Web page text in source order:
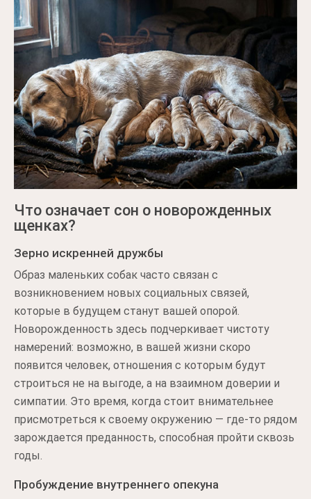
Что означает сон о новорожденных
щенках?
Зерно искренней дружбы
Образ маленьких собак часто связан с
возникновением новых социальных связей,
которые в будущем станут вашей опорой.
Новорожденность здесь подчеркивает чистоту
намерений: возможно, в вашей жизни скоро
появится человек, отношения с которым будут
строиться не на выгоде, а на взаимном доверии и
симпатии. Это время, когда стоит внимательнее
присмотреться к своему окружению — где-то рядом
зарождается преданность, способная пройти сквозь
годы.
Пробуждение внутреннего опекуна